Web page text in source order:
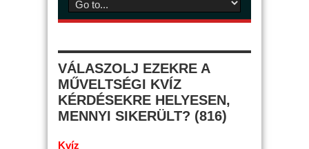
VÁLASZOLJ EZEKRE A
MŰVELTSÉGI KVÍZ
KÉRDÉSEKRE HELYESEN,
MENNYI SIKERÜLT? (816)
Kvíz